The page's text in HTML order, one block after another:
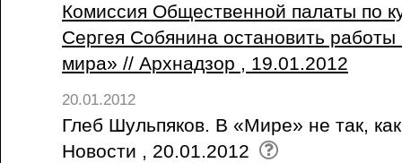
Комиссия Общественной палаты по
Сергея Собянина остановить работы
мира» // Архнадзор , 19.01.2012
20.01.2012
Глеб Шульпяков. В «Мире» не так,
Новости , 20.01.2012